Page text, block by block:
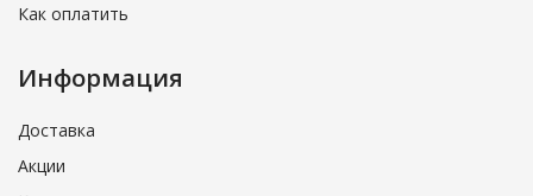
Как оплатить
Информация
Доставка
Акции